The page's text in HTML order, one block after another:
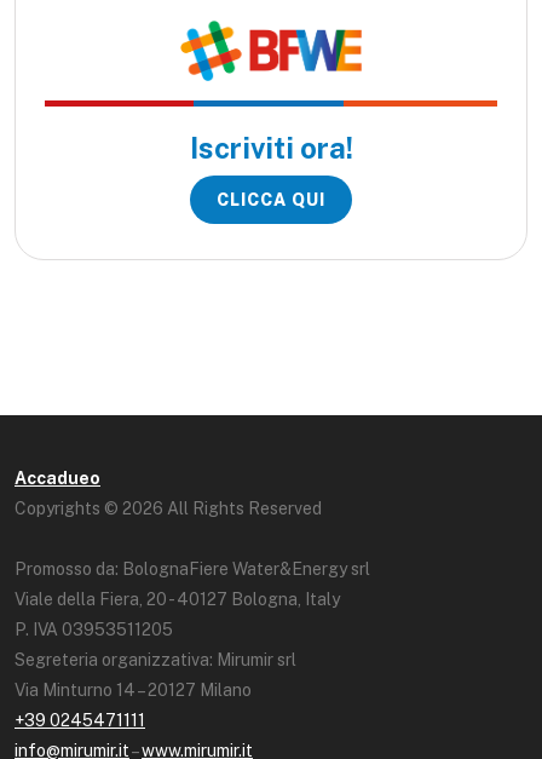
Iscriviti ora!
CLICCA QUI
Accadueo
Copyrights © 2026 All Rights Reserved
Promosso da: BolognaFiere Water&Energy srl
Viale della Fiera, 20 - 40127 Bologna, Italy
P. IVA 03953511205
Segreteria organizzativa: Mirumir srl
Via Minturno 14 – 20127 Milano
+39 0245471111
info@mirumir.it–www.mirumir.it